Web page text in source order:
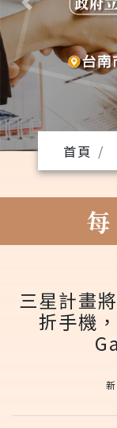
Previous
首頁
三星計畫
折手機